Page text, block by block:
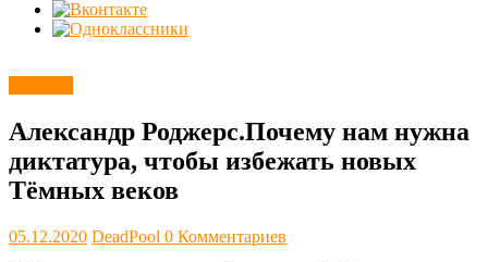
Александр Роджерс.Почему нам нужна
диктатура, чтобы избежать новых
Тёмных веков
05.12.2020 DeadPool 0 Комментариев